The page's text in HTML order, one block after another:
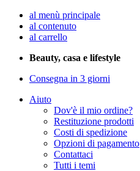
al menù principale
al contenuto
al carrello
Beauty, casa e lifestyle
Consegna in 3 giorni
Aiuto
Dov'è il mio ordine?
Restituzione prodotti
Costi di spedizione
Opzioni di pagamento
Contattaci
Tutti i temi